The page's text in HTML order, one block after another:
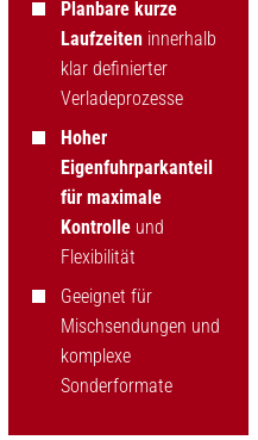
Planbare kurze
Laufzeiteninnerhalb
klar definierter
Verladeprozesse
Hoher
Eigenfuhrparkanteil
für maximale
Kontrolle und
Flexibilität
Geeignet für
Mischsendungen und
komplexe
Sonderformate